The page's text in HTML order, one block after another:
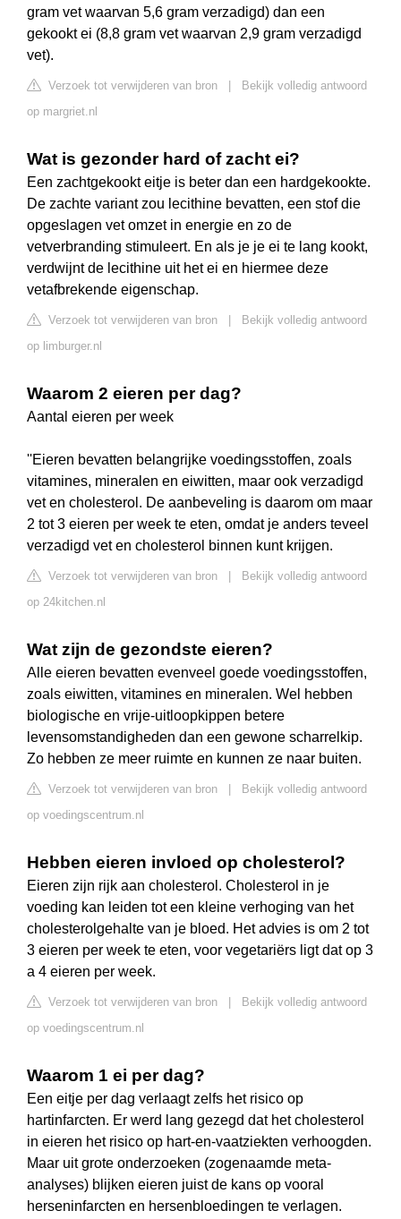
gram vet waarvan 5,6 gram verzadigd) dan een
gekookt ei (8,8 gram vet waarvan 2,9 gram verzadigd
vet).
Verzoek tot verwijderen van bron
Bekijk volledig antwoord
op margriet.nl
Wat is gezonder hard of zacht ei?
Een zachtgekookt eitje is beter dan een hardgekookte.
De zachte variant zou lecithine bevatten, een stof die
opgeslagen vet omzet in energie en zo de
vetverbranding stimuleert. En als je je ei te lang kookt,
verdwijnt de lecithine uit het ei en hiermee deze
vetafbrekende eigenschap.
Verzoek tot verwijderen van bron
Bekijk volledig antwoord
op limburger.nl
Waarom 2 eieren per dag?
Aantal eieren per week
''Eieren bevatten belangrijke voedingsstoffen, zoals
vitamines, mineralen en eiwitten, maar ook verzadigd
vet en cholesterol. De aanbeveling is daarom om maar
2 tot 3 eieren per week te eten, omdat je anders teveel
verzadigd vet en cholesterol binnen kunt krijgen.
Verzoek tot verwijderen van bron
Bekijk volledig antwoord
op 24kitchen.nl
Wat zijn de gezondste eieren?
Alle eieren bevatten evenveel goede voedingsstoffen,
zoals eiwitten, vitamines en mineralen. Wel hebben
biologische en vrije-uitloopkippen betere
levensomstandigheden dan een gewone scharrelkip.
Zo hebben ze meer ruimte en kunnen ze naar buiten.
Verzoek tot verwijderen van bron
Bekijk volledig antwoord
op voedingscentrum.nl
Hebben eieren invloed op cholesterol?
Eieren zijn rijk aan cholesterol. Cholesterol in je
voeding kan leiden tot een kleine verhoging van het
cholesterolgehalte van je bloed. Het advies is om 2 tot
3 eieren per week te eten, voor vegetariërs ligt dat op 3
a 4 eieren per week.
Verzoek tot verwijderen van bron
Bekijk volledig antwoord
op voedingscentrum.nl
Waarom 1 ei per dag?
Een eitje per dag verlaagt zelfs het risico op
hartinfarcten. Er werd lang gezegd dat het cholesterol
in eieren het risico op hart-en-vaatziekten verhoogden.
Maar uit grote onderzoeken (zogenaamde meta-
analyses) blijken eieren juist de kans op vooral
herseninfarcten en hersenbloedingen te verlagen.